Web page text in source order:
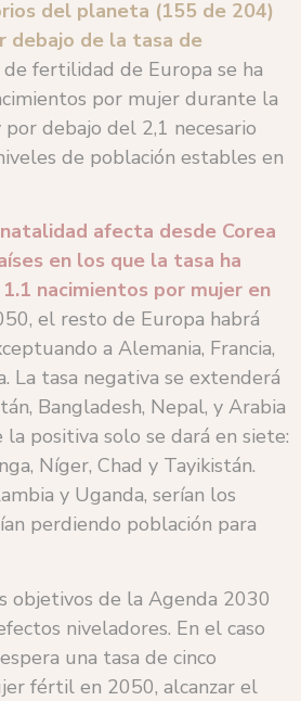
del planeta (155 de 204)
debajo de la tasa de
de fertilidad de Europa se ha
por mujer durante la
debajo del 2,1 necesario
de población estables en
afecta desde Corea
en los que la tasa ha
nacimientos por mujer en
el resto de Europa habrá
a Alemania, Francia,
La tasa negativa se extenderá
Bangladesh, Nepal, y Arabia
positiva solo se dará en siete:
Níger, Chad y Tayikistán.
y Uganda, serían los
perdiendo población para
objetivos de la Agenda 2030
niveladores. En el caso
una tasa de cinco
fértil en 2050, alcanzar el